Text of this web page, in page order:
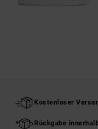
Kostenloser
Rückgabe